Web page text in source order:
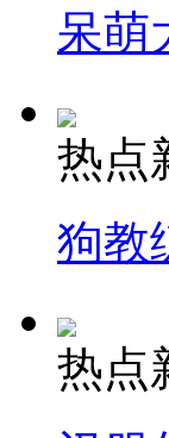
呆萌
热点
狗教
热点